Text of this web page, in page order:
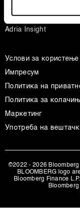
specific
Find out more
and set your
Заедничките
обработуваме
нашата Политика
други слични
колачиња
.
повторно да ги
ја повлечете без
Анализа
Adria Insight
Услови за користење
Импресум
Политика на
Политика за
Маркетинг
Употреба на
©2022 - 2026 Bloomberg
BLOOMBERG logo
Bloomberg Finance